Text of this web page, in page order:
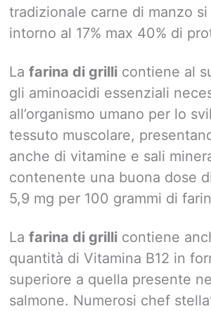
tradizionale carne di manzo si
intorno al 17% max 40% di
La farina di grilli contiene al
gli aminoacidi essenziali
all’organismo umano per lo
tessuto muscolare,
anche di vitamine e sali
contenente una buona dose
5,9 mg per 100 grammi di
La farina di grilli contiene
quantità di Vitamina B12 in
superiore a quella presente
salmone. Numerosi chef